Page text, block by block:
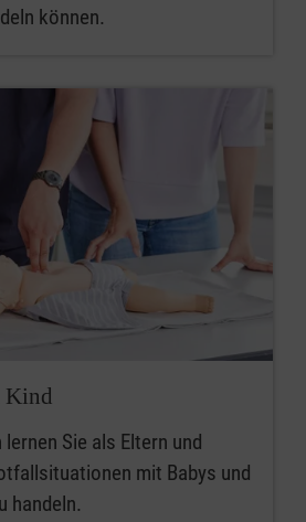
können.
Kind
Sie als Eltern und
mit Babys und
handeln.